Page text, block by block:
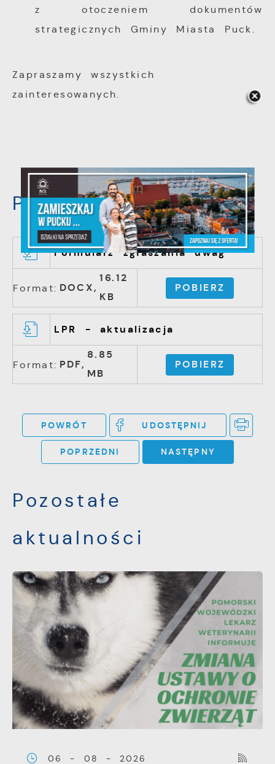
z otoczeniem dokumentów
strategicznych Gminy Miasta Puck.
Zapraszamy wszystkich
zainteresowanych.
Pliki do pobrania:
Formularz zgłaszania uwag
Format: DOCX,
16.12
KB
POBIERZ
LPR - aktualizacja
Format: PDF,
8.85
MB
POBIERZ
POWRÓT UDOSTĘPNIJ
POPRZEDNI NASTĘPNY
Pozostałe
aktualności
06 - 08 - 2026